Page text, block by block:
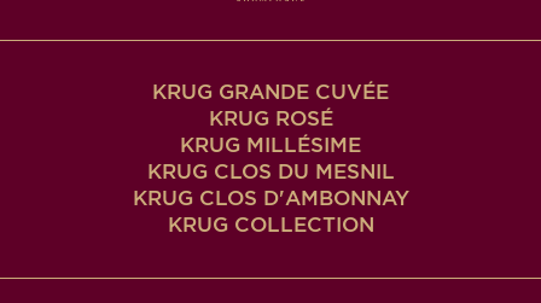
KRUG GRANDE CUVÉE
KRUG ROSÉ
KRUG MILLÉSIME
KRUG CLOS DU MESNIL
KRUG CLOS D'AMBONNAY
KRUG COLLECTION